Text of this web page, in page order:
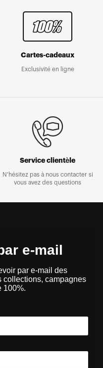
Cartes-cadeaux
Exclusivité en ligne
Service clientèle
N'hésitez pas à nous contacter si
vous avez des questions
e-mail
par e-mail des
collections, campagnes
100%.